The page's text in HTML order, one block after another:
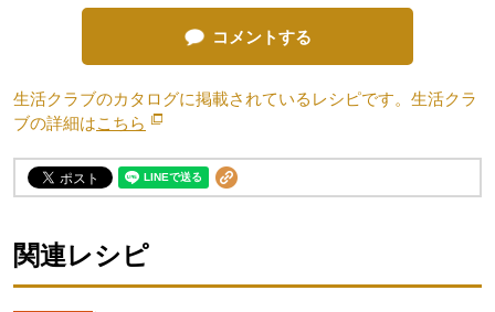
コメントする
生活クラブのカタログに掲載されているレシピです。生活クラ
ブの詳細はこちら 別のウィンドウで開きます。
関連レシピ